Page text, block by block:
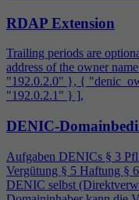
RDAP Extension
Trailing periods are
address of the owner
"192.0.2.0" }, {
"192.0.2.1" } ],
DENIC-
Aufgaben DENICs § 3
Vergütung § 5 Haftung §
DENIC selbst